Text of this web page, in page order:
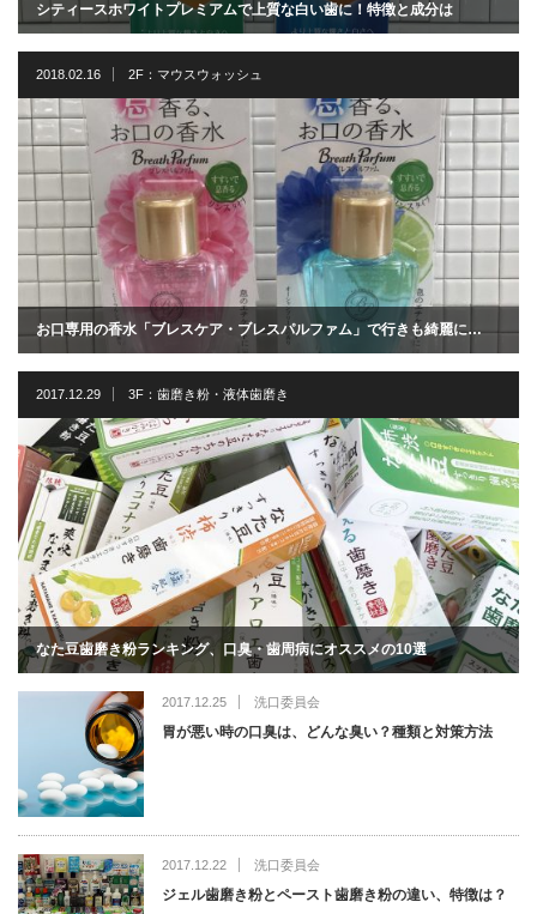
シティースホワイトプレミアムで上質な白い歯に！特徴と成分は
2018.02.16 2F：マウスウォッシュ
お口専用の香水「ブレスケア・ブレスパルファム」で行きも綺麗に…
2017.12.29 3F：歯磨き粉・液体歯磨き
なた豆歯磨き粉ランキング、口臭・歯周病にオススメの10選
2017.12.25 洗口委員会
胃が悪い時の口臭は、どんな臭い？種類と対策方法
2017.12.22 洗口委員会
ジェル歯磨き粉とペースト歯磨き粉の違い、特徴は？